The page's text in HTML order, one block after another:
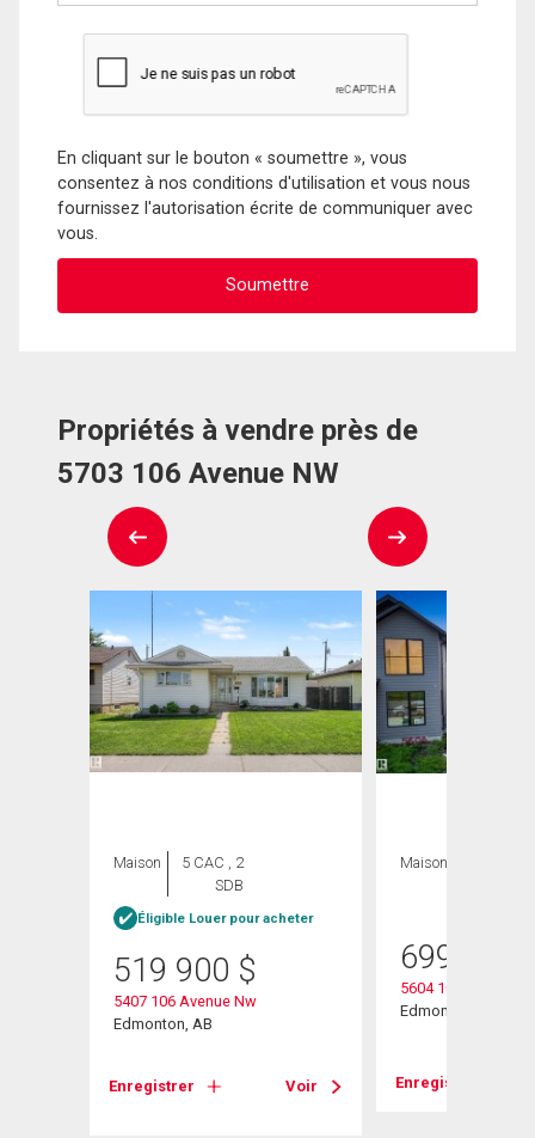
En cliquant sur le bouton « soumettre », vous
consentez à nos conditions d'utilisation et vous nous
fournissez l'autorisation écrite de communiquer avec
vous.
Propriétés à vendre près de
5703 106 Avenue NW
Maison
5 CAC , 2
SDB
Éligible Louer pour acheter
519 900 $
5407 106 Avenue Nw
Edmonton, AB
Enregistrer Voir
Maison
699 900
5604 105 Avenue
Edmonton, AB
Enregistrer